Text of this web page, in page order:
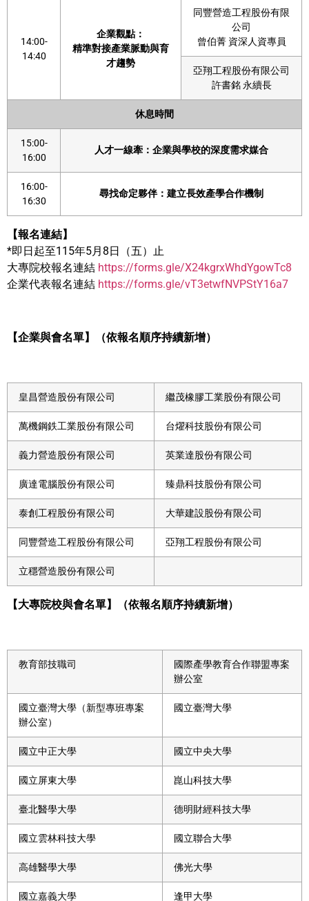
14:00-
14:40
企業觀點：
精準對接產業脈動與育
才趨勢
同豐營造工程股份有限
公司
曾伯菁 資深人資專員
亞翔工程股份有限公司
許書銘 永續長
休息時間
15:00-
16:00
人才一線牽：企業與學校的深度需求媒合
16:00-
16:30
尋找命定夥伴：建立長效產學合作機制
【報名連結】
*即日起至115年5月8日（五）止
大專院校報名連結 https://forms.gle/X24kgrxWhdYgowTc8
企業代表報名連結 https://forms.gle/vT3etwfNVPStY16a7
【企業與會名單】（依報名順序持續新增）
皇昌營造股份有限公司 繼茂橡膠工業股份有限公司
萬機鋼鉄工業股份有限公司 台燿科技股份有限公司
義力營造股份有限公司 英業達股份有限公司
廣達電腦股份有限公司 臻鼎科技股份有限公司
泰創工程股份有限公司 大華建設股份有限公司
同豐營造工程股份有限公司 亞翔工程股份有限公司
立穩營造股份有限公司
【大專院校與會名單】（依報名順序持續新增）
教育部技職司
國際產學教育合作聯盟專案
辦公室
國立臺灣大學（新型專班專案
辦公室）
國立臺灣大學
國立中正大學 國立中央大學
國立屏東大學 崑山科技大學
臺北醫學大學 德明財經科技大學
國立雲林科技大學 國立聯合大學
高雄醫學大學 佛光大學
國立嘉義大學 逢甲大學